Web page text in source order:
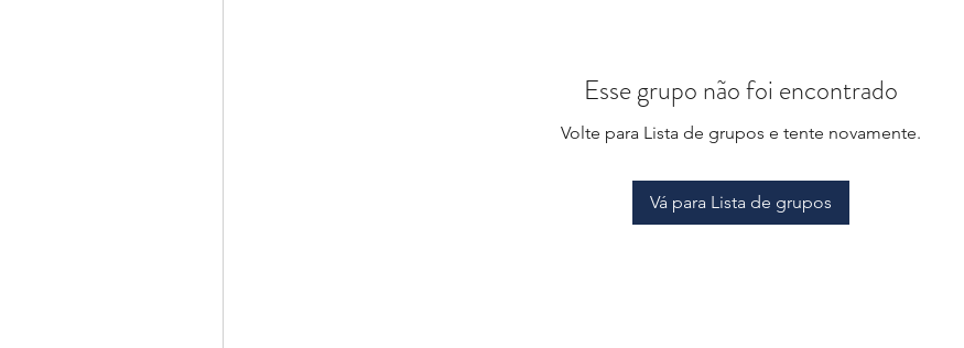
Esse grupo não foi encontrado
Volte para Lista de grupos e tente novamente.
Vá para Lista de grupos